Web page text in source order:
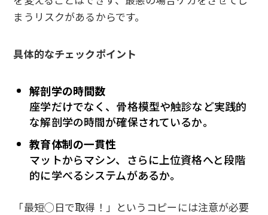
まうリスクがあるからです。
具体的なチェックポイント
解剖学の時間数
座学だけでなく、骨格模型や触診など実践的
な解剖学の時間が確保されているか。
教育体制の一貫性
マットからマシン、さらに上位資格へと段階
的に学べるシステムがあるか。
「最短◯日で取得！」というコピーには注意が必要